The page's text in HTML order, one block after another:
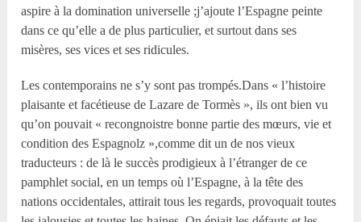
aspire à la domination universelle ;j’ajoute l’Espagne peinte
dans ce qu’elle a de plus particulier, et surtout dans ses
misères, ses vices et ses ridicules.
Les contemporains ne s’y sont pas trompés.Dans « l’histoire
plaisante et facétieuse de Lazare de Tormès », ils ont bien vu
qu’on pouvait « recongnoistre bonne partie des mœurs, vie et
condition des Espagnolz »,comme dit un de nos vieux
traducteurs : de là le succès prodigieux à l’étranger de ce
pamphlet social, en un temps où l’Espagne, à la tête des
nations occidentales, attirait tous les regards, provoquait toutes